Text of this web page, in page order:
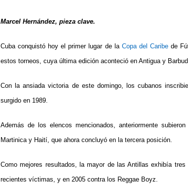
Marcel Hernández, pieza clave.
Cuba conquistó hoy el primer lugar de la Copa del Caribede
estos torneos, cuya última edición aconteció en Antigua y
Con la ansiada victoria de este domingo, los cubanos
surgido en 1989.
Además de los elencos mencionados, anteriormente
Martinica y Haití, que ahora concluyó en la tercera posición.
Como mejores resultados, la mayor de las Antillas exhibía
recientes víctimas, y en 2005 contra los Reggae Boyz.